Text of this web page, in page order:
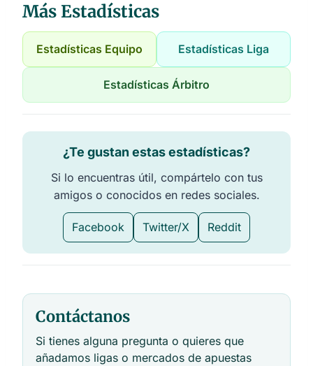
Más Estadísticas
Estadísticas Equipo Estadísticas Liga
Estadísticas Árbitro
¿Te gustan estas estadísticas?
Si lo encuentras útil, compártelo con tus
amigos o conocidos en redes sociales.
Facebook Twitter/X Reddit
Contáctanos
Si tienes alguna pregunta o quieres que
añadamos ligas o mercados de apuestas